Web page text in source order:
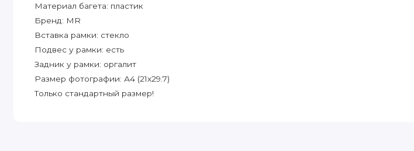
Материал багета: пластик
Бренд: MR
Вставка рамки: стекло
Подвес у рамки: есть
Задник у рамки: оргалит
Размер фотографии: А4 (21х29.7)
Только стандартный размер!